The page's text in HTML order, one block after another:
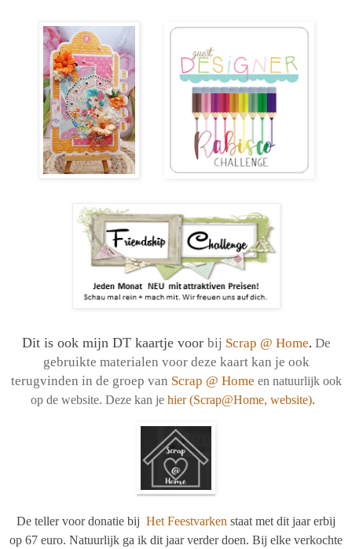
Dit is ook mijn DT kaartje voor bij Scrap @ Home. De
gebruikte materialen voor deze kaart kan je ook
terugvinden in de groep van Scrap @ Home en natuurlijk ook
op de website. Deze kan je hier (Scrap@Home, website).
De teller voor donatie bij Het Feestvarken staat met dit jaar erbij
op 67 euro. Natuurlijk ga ik dit jaar verder doen. Bij elke verkochte